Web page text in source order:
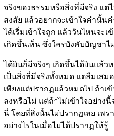
จริงของธรรมหรือสิ่งที่มีจริง แต่
สงสัย แล้วอยากจะเข้าใจคำนั้น
ได้เริ่มเข้าใจถูก แล้ววันไหนจะเ
เกิดขึ้นเห็น ซึ่งใครบังคับบัญชาไ
ได้ยินก็มีจริงๆ เกิดขึ้นได้ยินแล้ว
เป็นสิ่งที่มีจริงทั้งหมด แต่ลืมเสม
เพียงแต่ปรากฏแล้วหมดไป ถ้าเ
ลงหรือไม่ แต่ถ้าไม่เข้าใจอย่าง
นี่ โดยที่สิ่งนั้นไม่ปรากฏเลย เพร
อย่างไรในเมื่อไม่ได้ปรากฏให้รู้